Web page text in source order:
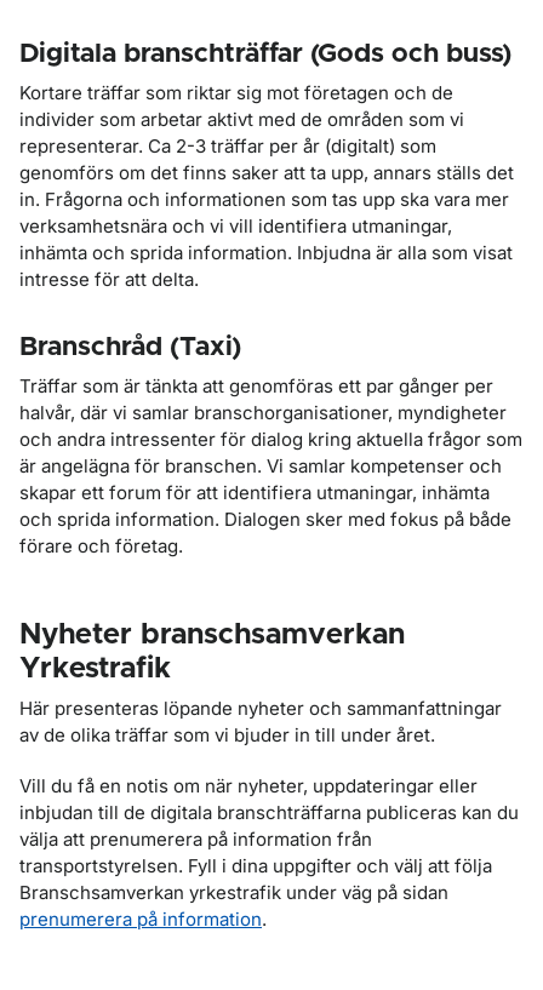
Digitala branschträffar (Gods och buss)
Kortare träffar som riktar sig mot företagen och de
individer som arbetar aktivt med de områden som vi
representerar. Ca 2-3 träffar per år (digitalt) som
genomförs om det finns saker att ta upp, annars ställs det
in. Frågorna och informationen som tas upp ska vara mer
verksamhetsnära och vi vill identifiera utmaningar,
inhämta och sprida information. Inbjudna är alla som visat
intresse för att delta.
Branschråd (Taxi)
Träffar som är tänkta att genomföras ett par gånger per
halvår, där vi samlar branschorganisationer, myndigheter
och andra intressenter för dialog kring aktuella frågor som
är angelägna för branschen. Vi samlar kompetenser och
skapar ett forum för att identifiera utmaningar, inhämta
och sprida information. Dialogen sker med fokus på både
förare och företag.
Nyheter branschsamverkan
Yrkestrafik
Här presenteras löpande nyheter och sammanfattningar
av de olika träffar som vi bjuder in till under året.
Vill du få en notis om när nyheter, uppdateringar eller
inbjudan till de digitala branschträffarna publiceras kan du
välja att prenumerera på information från
transportstyrelsen. Fyll i dina uppgifter och välj att följa
Branschsamverkan yrkestrafik under väg på sidan
prenumerera på information.